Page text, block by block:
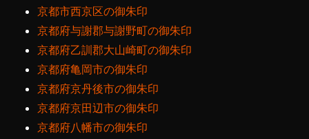
京都市西京区の御朱印
京都府与謝郡与謝野町の御朱印
京都府乙訓郡大山崎町の御朱印
京都府亀岡市の御朱印
京都府京丹後市の御朱印
京都府京田辺市の御朱印
京都府八幡市の御朱印